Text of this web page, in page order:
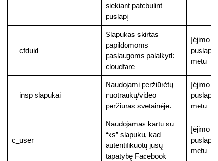
siekiant patobulinti
puslapį
__cfduid
Slapukas skirtas
papildomoms
paslaugoms palaikyti:
cloudfare
Įėjimo į
puslapį
metu
__insp slapukai
Naudojami peržiūrėtų
nuotraukų/video
peržiūras svetainėje.
Įėjimo į
puslapį
metu
c_user
Naudojamas kartu su
“xs” slapuku, kad
autentifikuotų jūsų
tapatybę Facebook
Įėjimo į
puslapį
metu